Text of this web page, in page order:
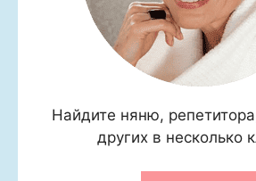
Найдите няню,
других в несколько